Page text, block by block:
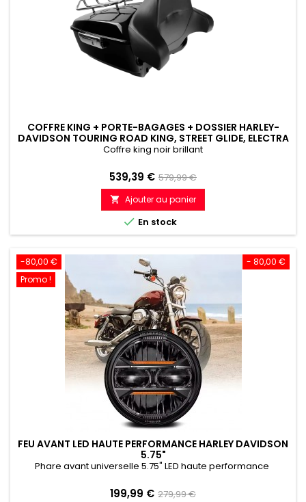
COFFRE KING + PORTE-BAGAGES + DOSSIER HARLEY-
DAVIDSON TOURING ROAD KING, STREET GLIDE, ELECTRA
GLIDE (2014-2024)
Coffre king noir brillant
Prix
539,39 € Prix
de
référence
579,99 €
 Ajouter au panier
 En stock
- 80,00 €
-80,00 €
Promo !
FEU AVANT LED HAUTE PERFORMANCE HARLEY DAVIDSON
5.75"
Phare avant universelle 5.75" LED haute performance
Prix
199,99 € Prix
279,99 €